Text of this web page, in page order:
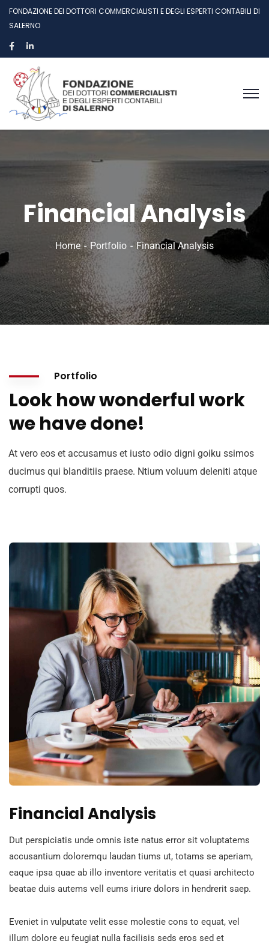
FONDAZIONE DEI DOTTORI COMMERCIALISTI E DEGLI ESPERTI CONTABILI DI
SALERNO
Financial Analysis
Home Portfolio Financial Analysis
Portfolio
Look how wonderful work
we have done!
At vero eos et accusamus et iusto odio digni goiku ssimos
ducimus qui blanditiis praese. Ntium voluum deleniti atque
corrupti quos.
Financial Analysis
Dut perspiciatis unde omnis iste natus error sit voluptatems
accusantium doloremqu laudan tiums ut, totams se aperiam,
eaque ipsa quae ab illo inventore veritatis et quasi architecto
beatae duis autems vell eums iriure dolors in hendrerit saep.
Eveniet in vulputate velit esse molestie cons to equat, vel
illum dolore eu feugiat nulla facilisis seds eros sed et